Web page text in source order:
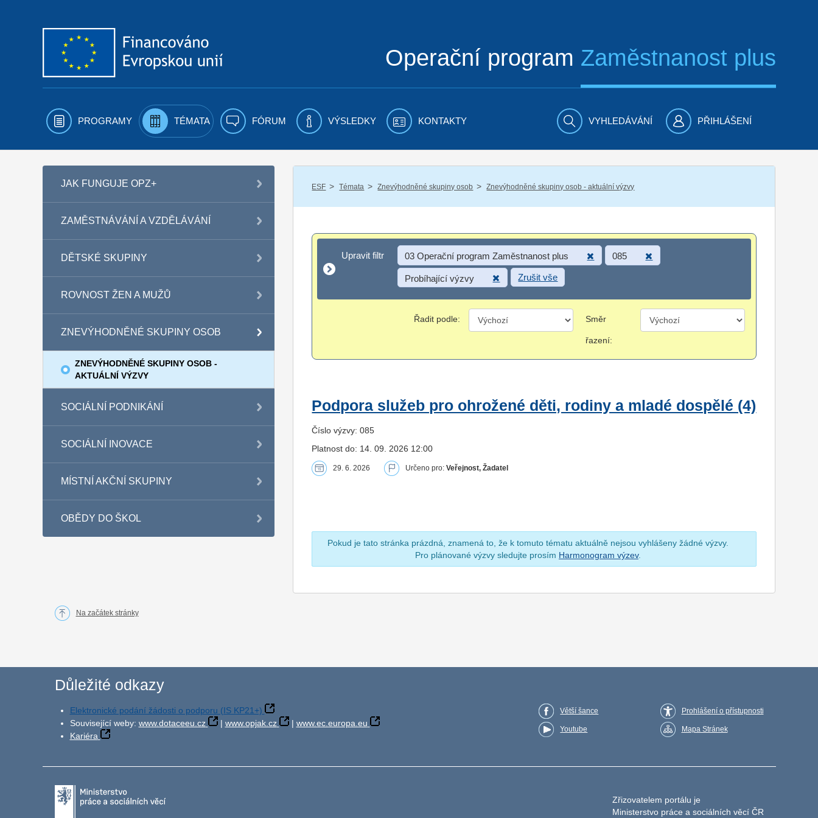
Operační program Zaměstnanost plus
PROGRAMY TÉMATA FÓRUM VÝSLEDKY KONTAKTY VYHLEDÁVÁNÍ PŘIHLÁŠENÍ
JAK FUNGUJE OPZ+
ZAMĚSTNÁVÁNÍ A VZDĚLÁVÁNÍ
DĚTSKÉ SKUPINY
ROVNOST ŽEN A MUŽŮ
ZNEVÝHODNĚNÉ SKUPINY OSOB
ZNEVÝHODNĚNÉ SKUPINY OSOB -
AKTUÁLNÍ VÝZVY
SOCIÁLNÍ PODNIKÁNÍ
SOCIÁLNÍ INOVACE
MÍSTNÍ AKČNÍ SKUPINY
OBĚDY DO ŠKOL
ESF / Témata / Znevýhodněné skupiny osob / Znevýhodněné skupiny osob - aktuální výzvy
Upravit filtr
Upravit filtr 03 Operační program Zaměstnanost plus 085
Probíhající výzvy Zrušit vše
Řadit podle: Směr
řazení:
Podpora služeb pro ohrožené děti, rodiny a mladé dospělé (4)
Číslo výzvy: 085
Platnost do: 14. 09. 2026 12:00
29. 6. 2026 Určeno pro:Veřejnost, Žadatel
Pokud je tato stránka prázdná, znamená to, že k tomuto tématu aktuálně nejsou vyhlášeny žádné výzvy.
Pro plánované výzvy sledujte prosím Harmonogram výzev.
Na začátek stránky
Důležité odkazy
Elektronické podání žádosti o podporu (IS KP21+)
Související weby: www.dotaceeu.cz | www.opjak.cz | www.ec.europa.eu
Kariéra
Větší šance
Youtube
Prohlášení o přístupnosti
Mapa Stránek
Zřizovatelem portálu je
Ministerstvo práce a sociálních věcí ČR